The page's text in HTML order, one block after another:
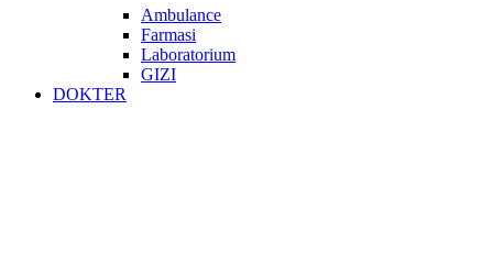
Ambulance
Farmasi
Laboratorium
GIZI
DOKTER